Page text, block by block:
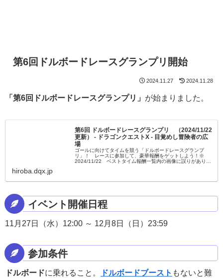
第6回ドルボードレースグランプリ開始
2024.11.27 2024.11.28
「第6回ドルボードレースグランプリ」 が始まりました。
第6回 ドルボードレースグランプリ （2024/11/22
更新） - ドラゴンクエストX - 目覚めし冒険者の広
場
ゴールに向けてタイムを競う「ドルボードレースグランプ
リ」！ レースに参加して、豪華報酬をゲットしよう！※
2024/11/22 ベストタイム報酬一覧内の画像に誤りがありま
hiroba.dqx.jp
イベント開催日程
11月27日（水）12:00 ～ 12月8日（日）23:59
参加条件
ドルボードに乗れること。 ドルボードブースト もないと難